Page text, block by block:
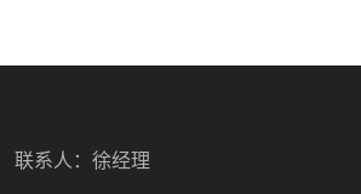
联系人：徐经理